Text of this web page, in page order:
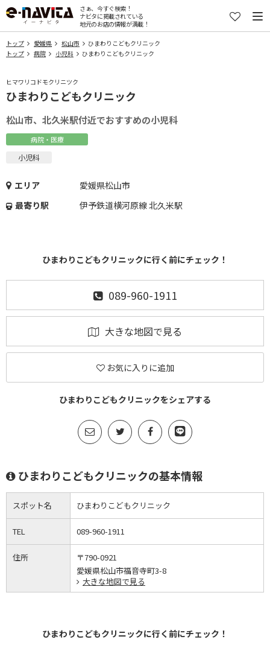
さぁ、今すぐ検索！
ナビタに掲載されている
地元のお店の情報が満載！
トップ 愛媛県 松山市
ひまわりこどもクリニック
トップ
病院 小児科 ひまわりこどもクリニック
ヒマワリコドモクリニツク
ひまわりこどもクリニック
松山市、北久米駅付近でおすすめの小児科
病院・医療
小児科
エリア
愛媛県松山市
最寄り駅
伊予鉄道横河原線 北久米駅
ひまわりこどもクリニックに行く前にチェック！
089-960-1911
大きな地図で見る
お気に入りに追加
ひまわりこどもクリニックをシェアする
ひまわりこどもクリニックの基本情報
スポット名 ひまわりこどもクリニック
TEL 089-960-1911
住所
〒790-0921
愛媛県松山市福音寺町3-8
大きな地図で見る
ひまわりこどもクリニックに行く前にチェック！